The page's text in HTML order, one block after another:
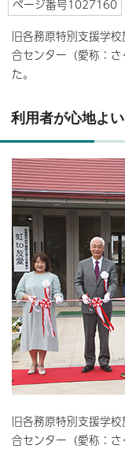
ページ番号1027160
旧各務原特別支援学
合センター（愛称：
た。
利用者が心地よ
旧各務原特別支援学
合センター（愛称：